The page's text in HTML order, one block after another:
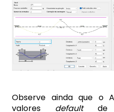
Observe ainda que o
valores default de